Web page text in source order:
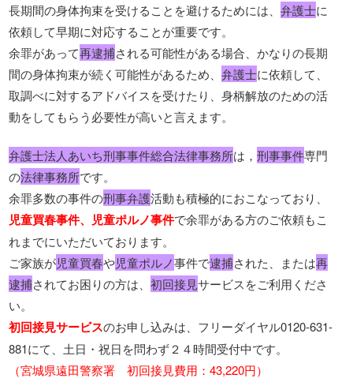
長期間の身体拘束を受けることを避けるためには、弁護士に
依頼して早期に対応することが重要です。
余罪があって再逮捕される可能性がある場合、かなりの長期
間の身体拘束が続く可能性があるため、弁護士に依頼して、
取調べに対するアドバイスを受けたり、身柄解放のための活
動をしてもらう必要性が高いと言えます。
弁護士法人あいち刑事事件総合法律事務所は，刑事事件専門
の法律事務所です。
余罪多数の事件の刑事弁護活動も積極的におこなっており、
児童買春事件、児童ポルノ事件で余罪がある方のご依頼もこ
れまでにいただいております。
ご家族が児童買春や児童ポルノ事件で逮捕された、または再
逮捕されてお困りの方は、初回接見サービスをご利用くださ
い。
初回接見サービスのお申し込みは、フリーダイヤル0120-631-
881にて、土日・祝日を問わず２４時間受付中です。
（宮城県遠田警察署 初回接見費用：43,220円）